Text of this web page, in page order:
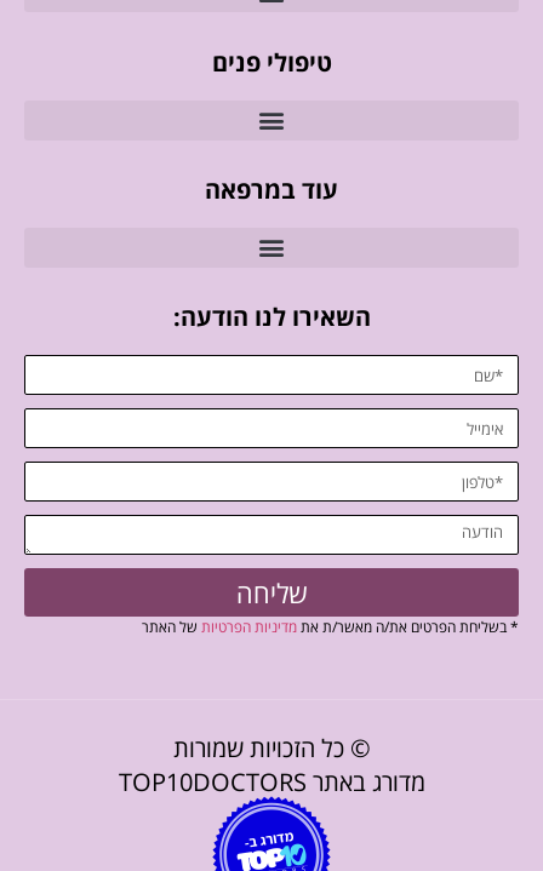
טיפולי פנים
עוד במרפאה
השאירו לנו הודעה:
שליחה
* בשליחת הפרטים את/ה מאשר/ת אתמדיניות הפרטיות של האתר
© כל הזכויות שמורות
מדורג באתר TOP10DOCTORS